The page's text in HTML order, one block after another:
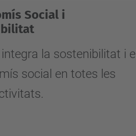
Social i
la sostenibilitat i el
social en totes les